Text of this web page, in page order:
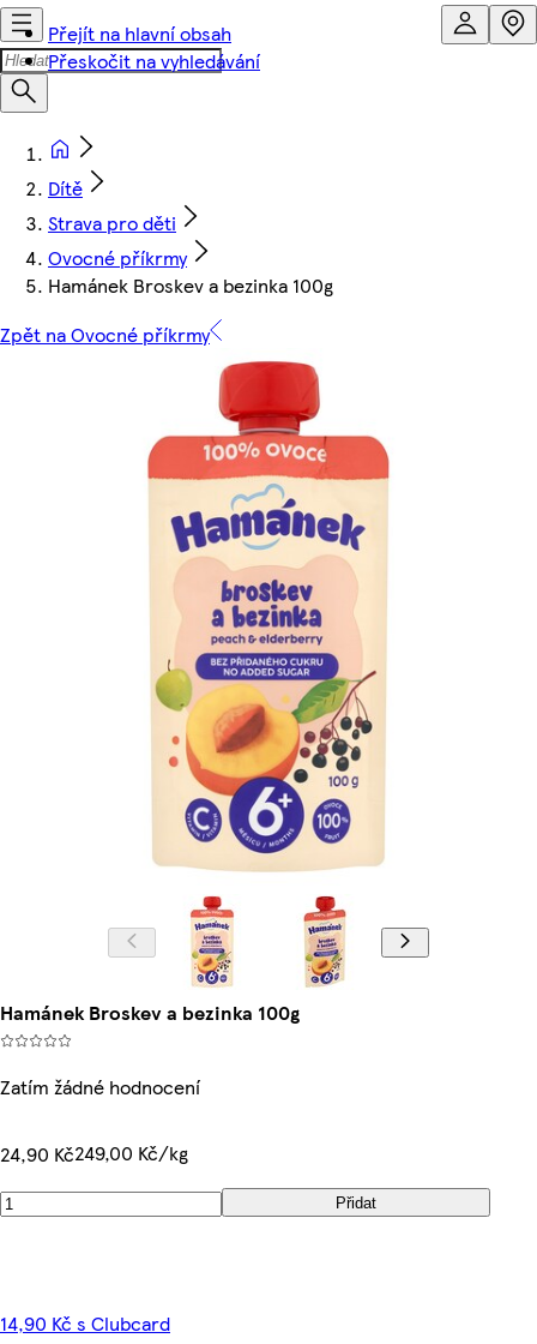
Přejít na hlavní obsah
Přeskočit na vyhledávání
Dítě
Strava pro děti
Ovocné příkrmy
Hamánek Broskev a bezinka 100g
Zpět na Ovocné příkrmy
Hamánek Broskev a bezinka 100g
Zatím žádné hodnocení
24,90 Kč249,00 Kč/kg
Přidat
14,90 Kč s Clubcard